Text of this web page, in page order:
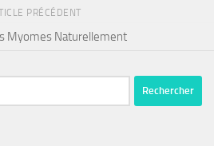
PRÉCÉDENT
Myomes Naturellement